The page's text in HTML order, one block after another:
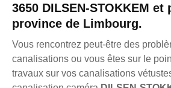
3650 DILSEN-STOKKEM
province de Limbourg.
Vous rencontrez peut-être des
canalisations ou vous êtes sur le
travaux sur vos canalisations